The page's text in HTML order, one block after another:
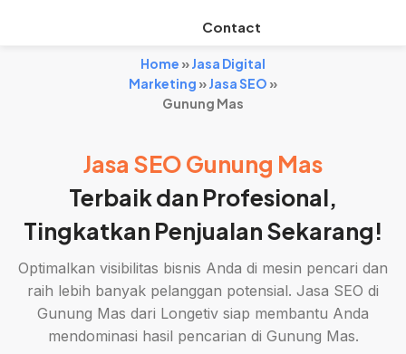
Contact
Home »Jasa Digital
Marketing »Jasa SEO »
Gunung Mas
Jasa SEO Gunung Mas
Terbaik dan Profesional,
Tingkatkan Penjualan Sekarang!
Optimalkan visibilitas bisnis Anda di mesin pencari dan
raih lebih banyak pelanggan potensial. Jasa SEO di
Gunung Mas dari Longetiv siap membantu Anda
mendominasi hasil pencarian di Gunung Mas.